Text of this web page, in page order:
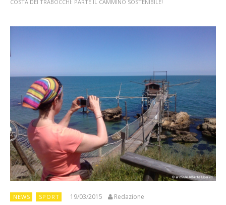
COSTA DEI TRABOCCHI: PARTE IL CAMMINO SOSTENIBILE!
NEWS SPORT 19/03/2015 Redazione